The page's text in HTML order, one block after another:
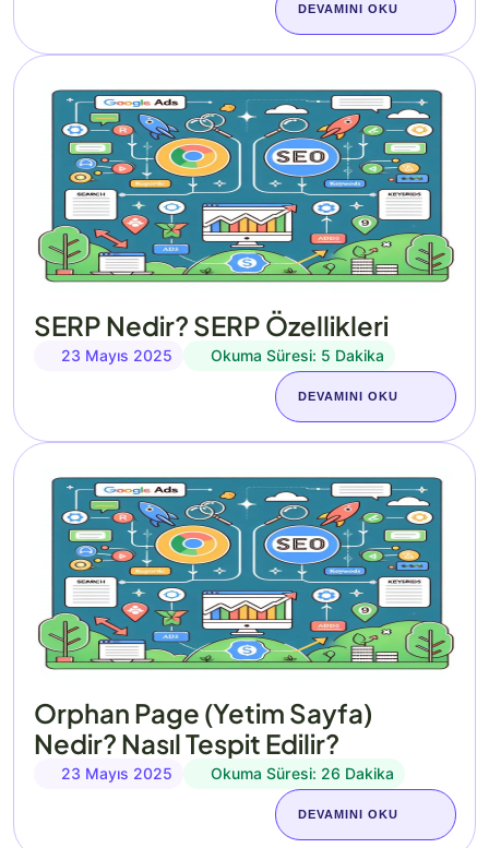
DEVAMINI OKU
SERP Nedir? SERP Özellikleri
23 Mayıs 2025 Okuma Süresi: 5 Dakika
DEVAMINI OKU
Orphan Page (Yetim Sayfa)
Nedir? Nasıl Tespit Edilir?
23 Mayıs 2025 Okuma Süresi: 26 Dakika
DEVAMINI OKU